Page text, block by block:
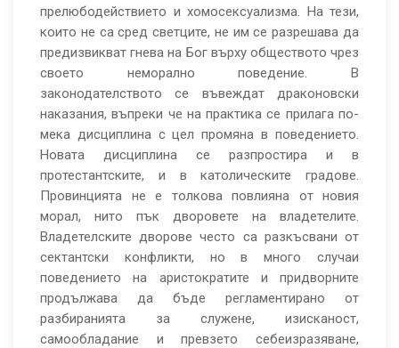
прелюбодействието и хомосексуализма. На тези,
които не са сред светците, не им се разрешава да
предизвикват гнева на Бог върху обществото чрез
своето неморално поведение. В
законодателството се въвеждат драконовски
наказания, въпреки че на практика се прилага по-
мека дисциплина с цел промяна в поведението.
Новата дисциплина се разпростира и в
протестантските, и в католическите градове.
Провинцията не е толкова повлияна от новия
морал, нито пък дворовете на владетелите.
Владетелските дворове често са разкъсвани от
сектантски конфликти, но в много случаи
поведението на аристократите и придворните
продължава да бъде регламентирано от
разбиранията за служене, изисканост,
самообладание и превзето себеизразяване,